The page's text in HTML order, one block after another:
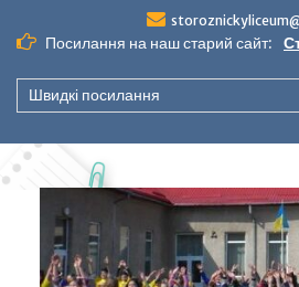
до
вмісту
Посилання на наш старий сайт:
Швидкі посилання